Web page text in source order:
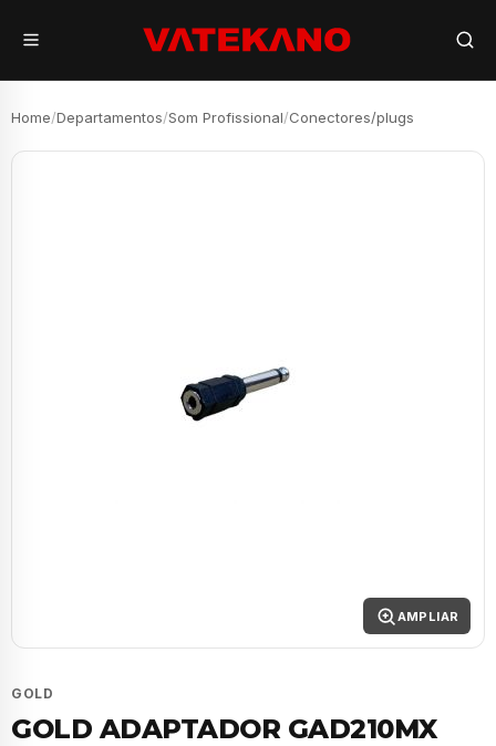
Home/Departamentos/Som Profissional/Conectores/plugs
AMPLIAR
GOLD
GOLD ADAPTADOR GAD210MX